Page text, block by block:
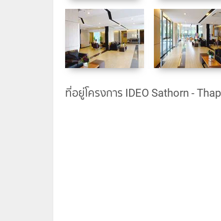
ที่อยู่โครงการ IDEO Sathorn -